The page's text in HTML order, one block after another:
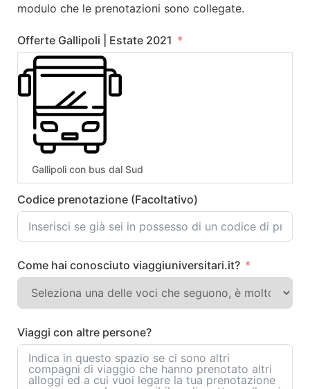
modulo che le prenotazioni sono collegate.
Offerte Gallipoli | Estate 2021
Gallipoli con bus dal Sud
Codice prenotazione (Facoltativo)
Come hai conosciuto viaggiuniversitari.it?
Viaggi con altre persone?